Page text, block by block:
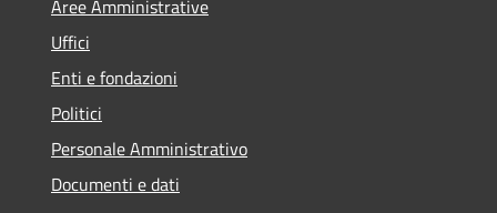
Aree Amministrative
Uffici
Enti e fondazioni
Politici
Personale Amministrativo
Documenti e dati